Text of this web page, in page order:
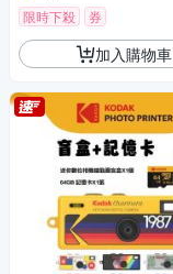
限時下殺 券
加入購物車